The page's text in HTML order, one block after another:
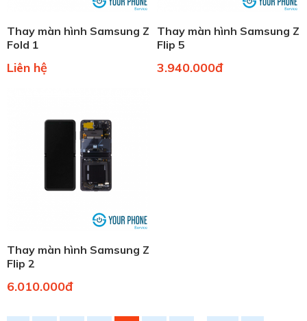
Thay màn hình Samsung Z
Fold 1
Liên hệ
Thay màn hình Samsung Z
Flip 5
3.940.000đ
Thay màn hình Samsung Z
Flip 2
6.010.000đ